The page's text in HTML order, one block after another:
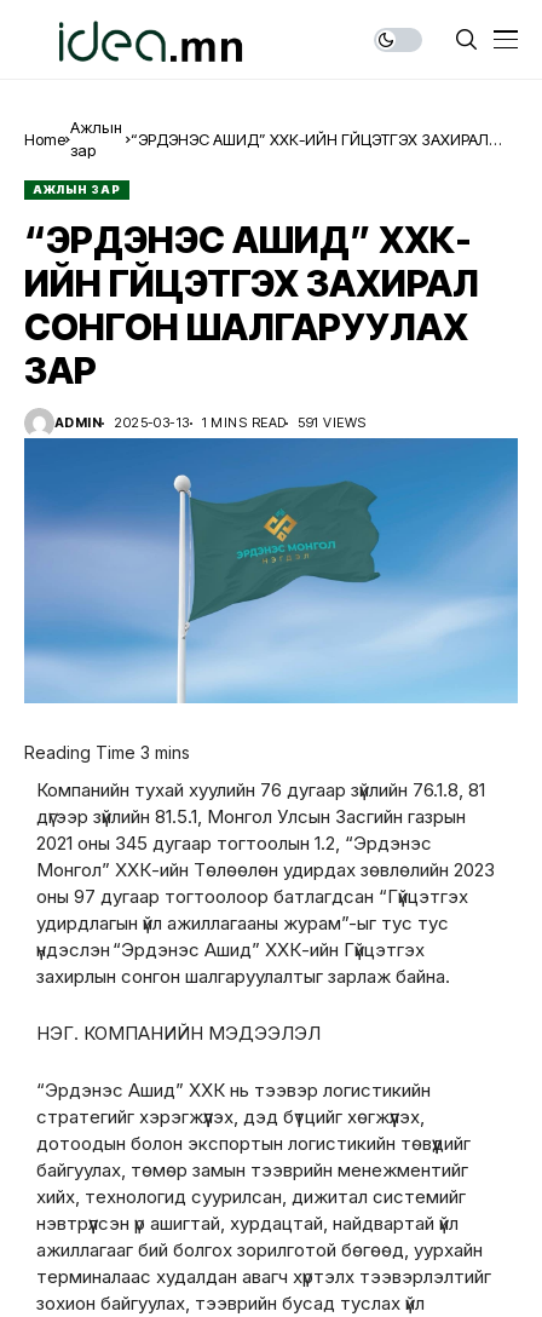
Home
Ажлын
зар
“ЭРДЭНЭС АШИД” ХХК-ИЙН ГҮЙЦЭТГЭХ ЗАХИРАЛ
АЖЛЫН ЗАР
“ЭРДЭНЭС АШИД” ХХК-
ИЙН ГҮЙЦЭТГЭХ ЗАХИРАЛ
СОНГОН ШАЛГАРУУЛАХ
ЗАР
ADMIN 2025-03-13 1 MINS READ 591 VIEWS
Компанийн тухай хуулийн 76 дугаар зүйлийн 76.1.8, 81
дүгээр зүйлийн 81.5.1, Монгол Улсын Засгийн газрын
2021 оны 345 дугаар тогтоолын 1.2, “Эрдэнэс
Монгол” ХХК-ийн Төлөөлөн удирдах зөвлөлийн 2023
оны 97 дугаар тогтоолоор батлагдсан “Гүйцэтгэх
удирдлагын үйл ажиллагааны журам”-ыг тус тус
үндэслэн “Эрдэнэс Ашид” ХХК-ийн Гүйцэтгэх
захирлын сонгон шалгаруулалтыг зарлаж байна.
НЭГ. КОМПАНИЙН МЭДЭЭЛЭЛ
“Эрдэнэс Ашид” ХХК нь тээвэр логистикийн
стратегийг хэрэгжүүлэх, дэд бүтцийг хөгжүүлэх,
дотоодын болон экспортын логистикийн төвүүдийг
байгуулах, төмөр замын тээврийн менежментийг
хийх, технологид суурилсан, дижитал системийг
нэвтрүүлсэн үр ашигтай, хурдацтай, найдвартай үйл
ажиллагааг бий болгох зорилготой бөгөөд, уурхайн
терминалаас худалдан авагч хүртэлх тээвэрлэлтийг
зохион байгуулах, тээврийн бусад туслах үйл